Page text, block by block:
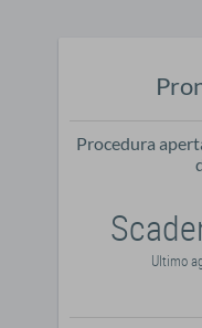
Procedura
Ultimo